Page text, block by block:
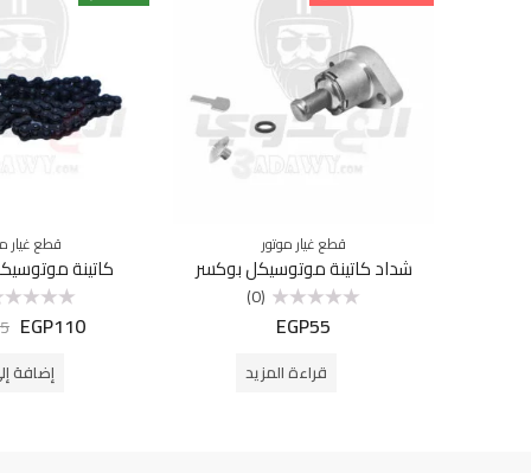
قطع غيار موتور
شداد كاتينة موتوسيكل بوكسر
التقييم
(0)
EGP55
قراءة المزيد
قطع غيار
كاتينة موتوسيكل
التقييمEGP110
إضافة